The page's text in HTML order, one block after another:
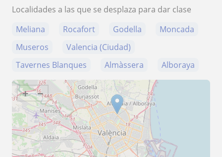
Localidades a las que se desplaza para dar clase
Meliana
Rocafort Godella
Moncada
Museros
Valencia (Ciudad)
Tavernes Blanques
Almàssera Alboraya
+ −